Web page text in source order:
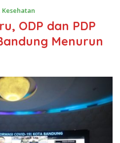
Kesehatan
ODP dan PDP
Menurun